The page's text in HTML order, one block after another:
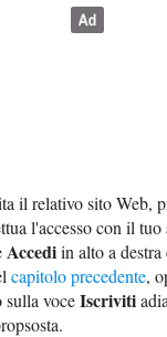
il relativo sito Web,
l'accesso con il tuo
Accediin alto a
capitolo precedente,
sulla voceIscriviti